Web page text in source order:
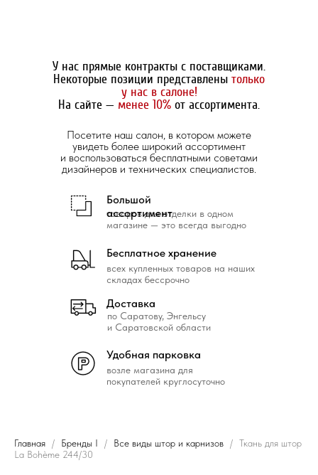
возле магазина для
покупателей круглосуточно
Удобная парковка
всех купленных товаров на наших
складах бессрочно
Бесплатное хранение
товаров для отделки в одном
магазине — это всегда выгодно
Большой
ассортимент
по Саратову, Энгельсу
и Саратовской области
Доставка
У нас прямые контракты с поставщиками.
Некоторые позиции представлены только
у нас в салоне!
На сайте — менее 10% от ассортимента.
Посетите наш салон, в котором можете
увидеть более широкий ассортимент
и воспользоваться бесплатными советами
дизайнеров и технических специалистов.
Главная Бренды I Все виды штор и карнизов
Ткань для штор
La Bohème 244/30